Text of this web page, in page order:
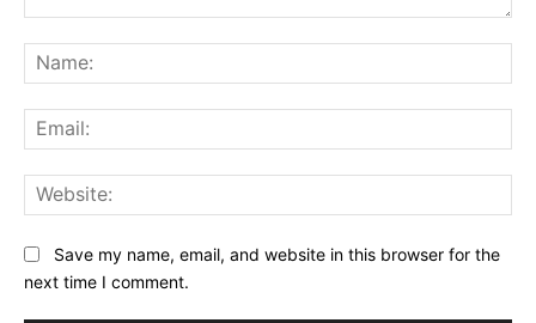
Save my name, email, and website in this browser for the
next time I comment.